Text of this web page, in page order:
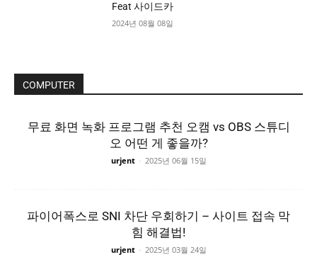
Feat 사이드카
2024년 08월 08일
COMPUTER
무료 화면 녹화 프로그램 추천 오캠 vs OBS 스튜디
오 어떤 게 좋을까?
urjent - 2025년 06월 15일
파이어폭스로 SNI 차단 우회하기 – 사이트 접속 막
힘 해결법!
urjent - 2025년 03월 24일